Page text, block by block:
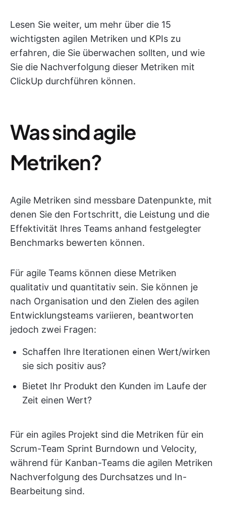
Lesen Sie weiter, um mehr über die 15
wichtigsten agilen Metriken und KPIs zu
erfahren, die Sie überwachen sollten, und wie
Sie die Nachverfolgung dieser Metriken mit
ClickUp durchführen können.
Was sind agile
Metriken?
Agile Metriken sind messbare Datenpunkte, mit
denen Sie den Fortschritt, die Leistung und die
Effektivität Ihres Teams anhand festgelegter
Benchmarks bewerten können.
Für agile Teams können diese Metriken
qualitativ und quantitativ sein. Sie können je
nach Organisation und den Zielen des agilen
Entwicklungsteams variieren, beantworten
jedoch zwei Fragen:
Schaffen Ihre Iterationen einen Wert/wirken
sie sich positiv aus?
Bietet Ihr Produkt den Kunden im Laufe der
Zeit einen Wert?
Für ein agiles Projekt sind die Metriken für ein
Scrum-Team Sprint Burndown und Velocity,
während für Kanban-Teams die agilen Metriken
Nachverfolgung des Durchsatzes und In-
Bearbeitung sind.